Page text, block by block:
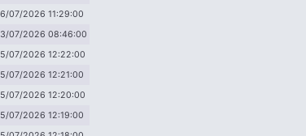
07/2026 11:29:00
07/2026 08:46:00
07/2026 12:22:00
07/2026 12:21:00
07/2026 12:20:00
07/2026 12:19:00